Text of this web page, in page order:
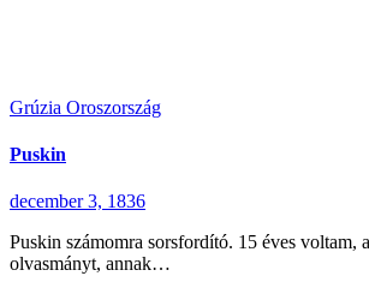
Grúzia Oroszország
Puskin
december 3, 1836
Puskin számomra sorsfordító. 15 éves
olvasmányt, annak…